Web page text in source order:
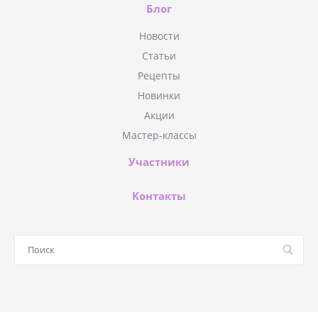
Блог
Новости
Статьи
Рецепты
Новинки
Акции
Мастер-классы
Участники
Контакты